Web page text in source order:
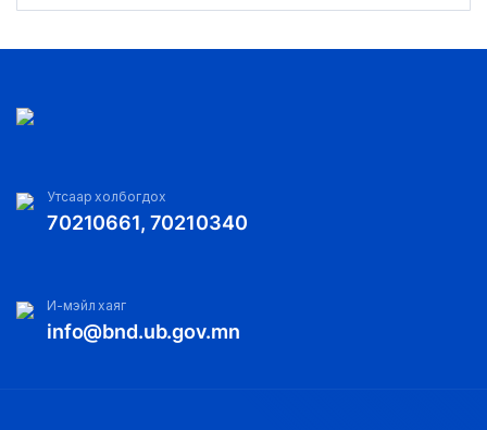
Утсаар холбогдох
70210661, 70210340
И-мэйл хаяг
info@bnd.ub.gov.mn